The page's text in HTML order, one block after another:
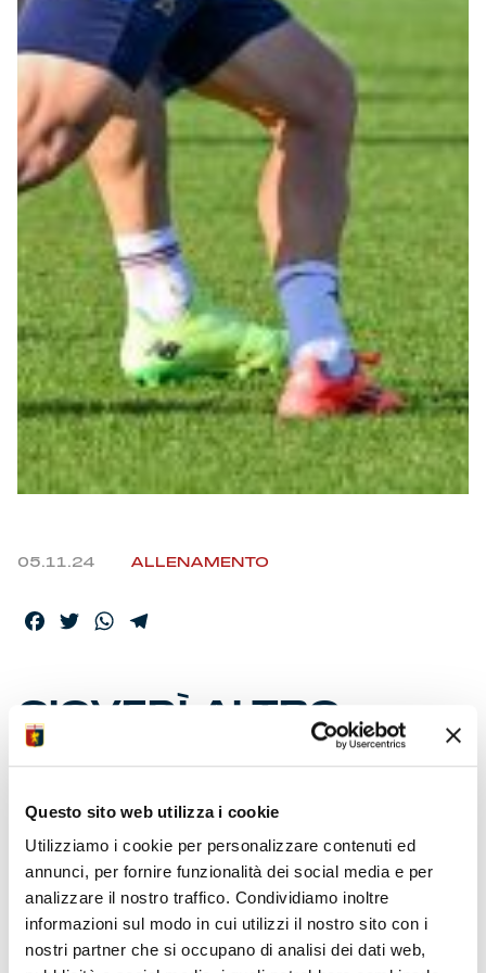
Questo sito web utilizza i cookie
Utilizziamo i cookie per personalizzare contenuti ed
annunci, per fornire funzionalità dei social media e per
analizzare il nostro traffico. Condividiamo inoltre
informazioni sul modo in cui utilizzi il nostro sito con i
nostri partner che si occupano di analisi dei dati web,
Summer Sale
Mare
Accessori
Party
Outlet
Helan x Genoa
Isolani x Genoa
Gift Card Online Store
05.11.24 ALLENAMENTO
Facebook
TwitterWhatsApp
GIOVEDÌ ALTRO
SCONTRO-DIRETTO
Già in clima partita per battere sul ferro e preparare il
duello coi lariani di Fabregas (20:45). In 30mila a Marassi
per sostenere la squadra. 500 supporter ospiti in arrivo dal
lago. Si avvicina l’esordio di Super Mario nel ‘Tempio’
rossoblù. In tribuna stampa rappresentanti media da